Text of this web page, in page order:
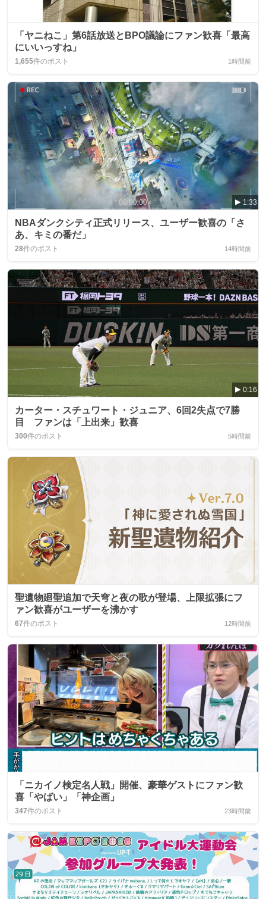
「ヤニねこ」第6話放送とBPO議論にファン歓喜「最高
にいいっすね」
1,655件のポスト 1時間前
1:33
NBAダンクシティ正式リリース、ユーザー歓喜の「さ
あ、キミの番だ」
28件のポスト 14時間前
0:16
カーター・スチュワート・ジュニア、6回2失点で7勝
目 ファンは「上出来」歓喜
300件のポスト 5時間前
聖遺物廻聖追加で天穹と夜の歌が登場、上限拡張にフ
ァン歓喜がユーザーを沸かす
67件のポスト 12時間前
「ニカイノ検定名人戦」開催、豪華ゲストにファン歓
喜「やばい」「神企画」
347件のポスト 23時間前